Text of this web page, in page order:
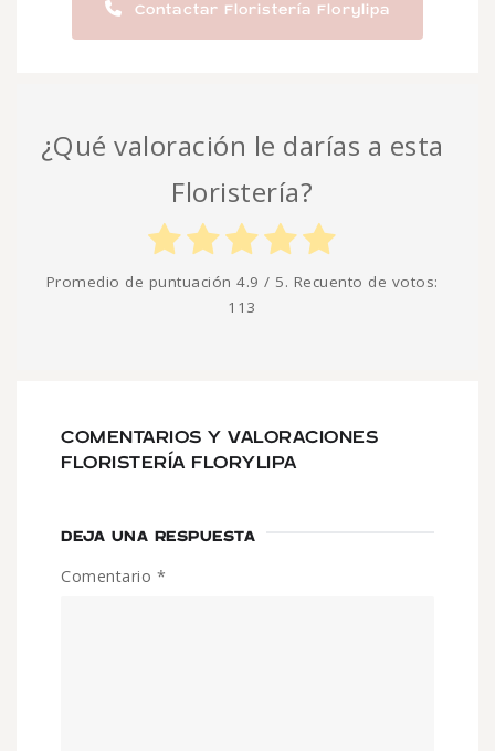
Contactar Floristería Florylipa
¿Qué valoración le darías a esta
Floristería?
Promedio de puntuación 4.9 / 5. Recuento de votos:
113
COMENTARIOS Y VALORACIONES
FLORISTERÍA FLORYLIPA
DEJA UNA RESPUESTA
Comentario *